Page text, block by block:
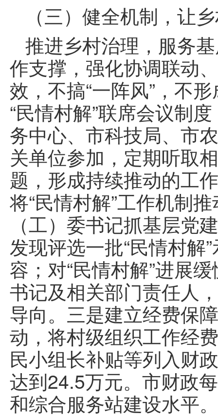
（三）健全机制，让
推进乡村治理，服务
作支撑，强化协调联动
效，不搞“一阵风”，不
“民情村解”联席会议制
务中心、市科技局、市
关单位参加，定期听取
题，形成持续推动的工
将“民情村解”工作机制
（工）委书记抓基层党
发现评选一批“民情村解
容；对“民情村解”进展
书记及相关部门责任人
导向。三是建立经费保
动，将村级组织工作经
民小组长补贴等列入财
达到24.5万元。市财政
和综合服务站建设水平。